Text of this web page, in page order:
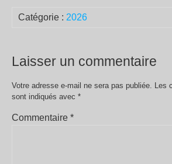
Catégorie : 2026
Laisser un commentaire
Votre adresse e-mail ne sera pas publiée. Les
sont indiqués avec *
Commentaire *